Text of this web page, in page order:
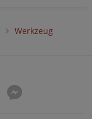
Werkzeug